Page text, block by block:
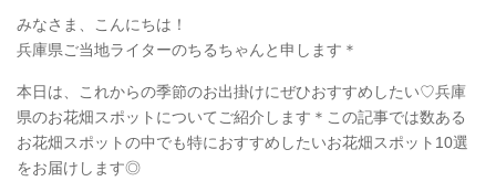
みなさま、こんにちは！
兵庫県ご当地ライターのちるちゃんと申します＊
本日は、これからの季節のお出掛けにぜひおすすめしたい♡兵庫
県のお花畑スポットについてご紹介します＊この記事では数ある
お花畑スポットの中でも特におすすめしたいお花畑スポット10選
をお届けします◎